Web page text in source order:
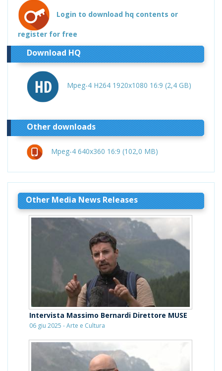
Login to download hq contents or
register for free
Download HQ
Mpeg-4 H264 1920x1080 16:9 (2,4 GB)
Other downloads
Mpeg-4 640x360 16:9 (102,0 MB)
Other Media News Releases
Intervista Massimo Bernardi Direttore MUSE
06 giu 2025 - Arte e Cultura